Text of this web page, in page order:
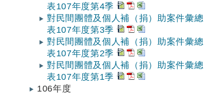
表107年度第4季
對民間團體及個人補（捐）助案件彙總
表107年度第3季
對民間團體及個人補（捐）助案件彙總
表107年度第2季
對民間團體及個人補（捐）助案件彙總
表107年度第1季
106年度